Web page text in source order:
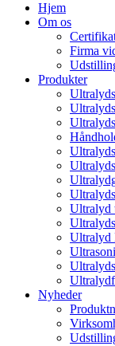
Hjem
Om os
Firma
Produkter
Ultralyd
Ultralyd
Nyheder